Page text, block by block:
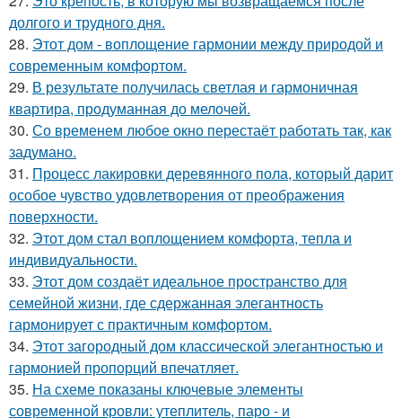
долгого и трудного дня.
28. Этот дом - воплощение гармонии между природой и
современным комфортом.
29. В результате получилась светлая и гармоничная
квартира, продуманная до мелочей.
30. Со временем любое окно перестаёт работать так, как
задумано.
31. Процесс лакировки деревянного пола, который дарит
особое чувство удовлетворения от преображения
поверхности.
32. Этот дом стал воплощением комфорта, тепла и
индивидуальности.
33. Этот дом создаёт идеальное пространство для
семейной жизни, где сдержанная элегантность
гармонирует с практичным комфортом.
34. Этот загородный дом классической элегантностью и
гармонией пропорций впечатляет.
35. На схеме показаны ключевые элементы
современной кровли: утеплитель, паро - и